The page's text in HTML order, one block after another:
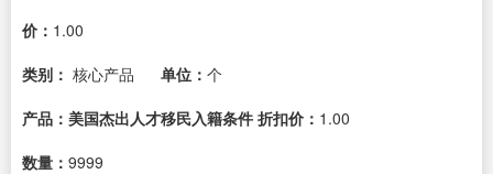
价： 1.00
类别： 核心产品 单位： 个
产品：美国杰出人才移民入籍条件 折扣价： 1.00
数量： 9999